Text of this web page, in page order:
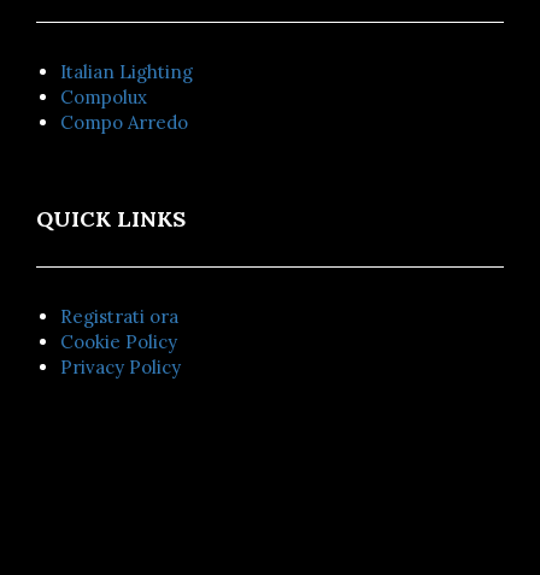
Italian Lighting
Compolux
Compo Arredo
QUICK LINKS
Registrati ora
Cookie Policy
Privacy Policy